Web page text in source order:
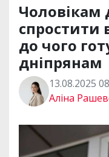
Чоловікам
спростити
до чого
дніпрянам
13.08.2025
Аліна